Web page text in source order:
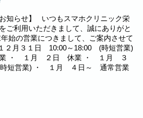
お知らせ】 いつもスマホクリニック栄
ご利用いただきまして、誠にありがと
始の営業につきまして、ご案内させて
２月３１日 10:00～18:00 (時短営業)
・ １月 ２日 休業 ・ １月 ３
短営業) ・ １月 ４日～ 通常営業